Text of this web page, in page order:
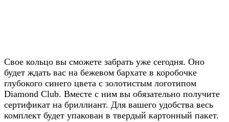
20% от цены на
сайте
Узнавайте условия у наших
менеджеров в WhatsApp
Свое кольцо вы сможете забрать уже сегодня. Оно
будет ждать вас на бежевом бархате в коробочке
глубокого синего цвета с золотистым логотипом
Diamond Club. Вместе с ним вы обязательно получите
сертификат на бриллиант. Для вашего удобства весь
комплект будет упакован в твердый картонный пакет.